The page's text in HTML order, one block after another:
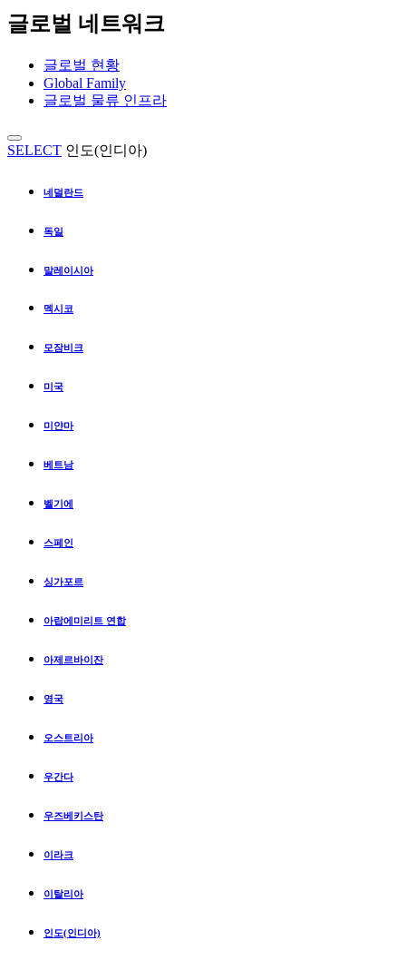
글로벌 네트워크
글로벌 현황
Global Family
글로벌 물류 인프라
SELECT 인도(인디아)
네덜란드
독일
말레이시아
멕시코
모잠비크
미국
미얀마
베트남
벨기에
스페인
싱가포르
아랍에미리트 연합
아제르바이잔
영국
오스트리아
우간다
우즈베키스탄
이라크
이탈리아
인도(인디아)